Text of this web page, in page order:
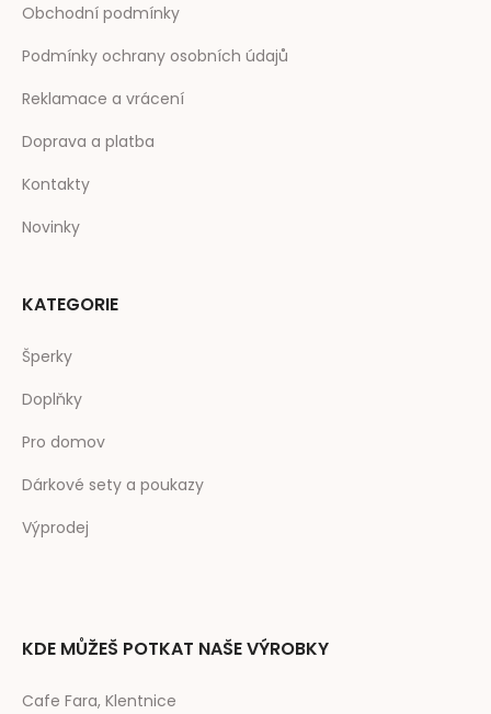
Obchodní podmínky
Podmínky ochrany osobních údajů
Reklamace a vrácení
Doprava a platba
Kontakty
Novinky
KATEGORIE
Šperky
Doplňky
Pro domov
Dárkové sety a poukazy
Výprodej
KDE MŮŽEŠ POTKAT NAŠE VÝROBKY
Cafe Fara, Klentnice